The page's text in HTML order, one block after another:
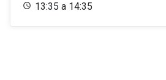
13:35 a 14:35